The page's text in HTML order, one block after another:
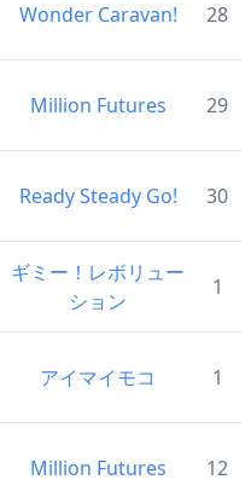
Wonder Caravan! 28
Million Futures 29
Ready Steady Go! 30
ギミー！レボリュー
ション
1
アイマイモコ 1
Million Futures 12